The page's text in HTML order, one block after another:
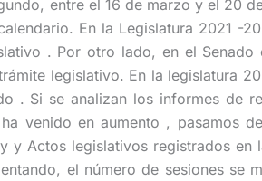
entre el 16 de marzo y el 20
En la Legislatura 2021 -
. Por otro lado, en el
legislativo. En la legislatura
. Si se analizan los informes de
venido en aumento , pasamos
Actos legislativos registrados en
el número de sesiones se